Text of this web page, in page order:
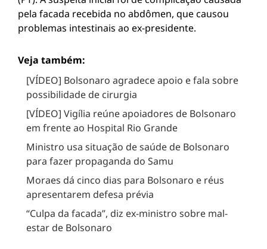
pela facada recebida no abdômen, que causou
problemas intestinais ao ex-presidente.
Veja também:
[VÍDEO] Bolsonaro agradece apoio e fala sobre
possibilidade de cirurgia
[VÍDEO] Vigília reúne apoiadores de Bolsonaro
em frente ao Hospital Rio Grande
Ministro usa situação de saúde de Bolsonaro
para fazer propaganda do Samu
Moraes dá cinco dias para Bolsonaro e réus
apresentarem defesa prévia
“Culpa da facada”, diz ex-ministro sobre mal-
estar de Bolsonaro